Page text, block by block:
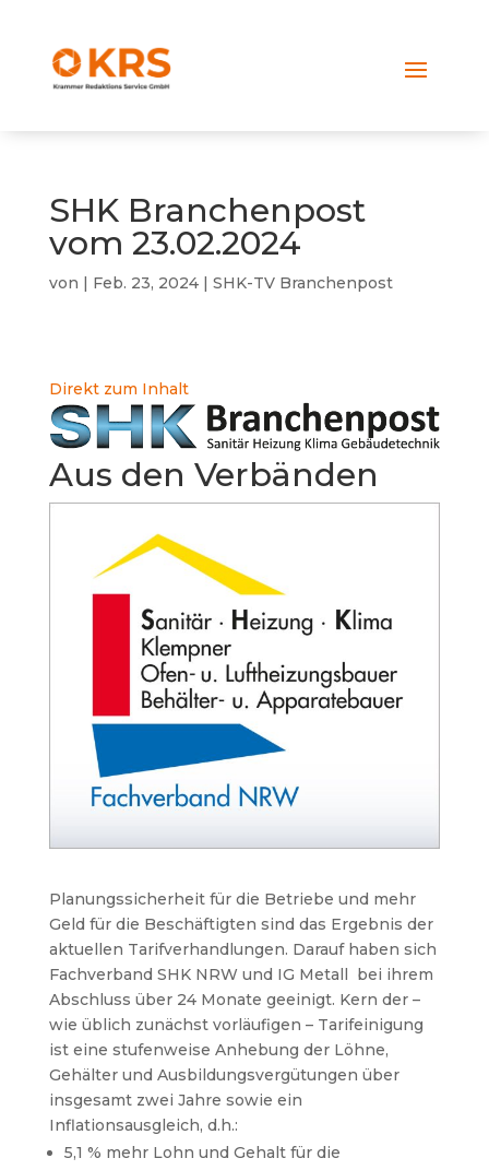
SHK Branchenpost
vom 23.02.2024
von | Feb. 23, 2024| SHK-TV Branchenpost
Direkt zum Inhalt
Aus den Verbänden
Planungssicherheit für die Betriebe und mehr
Geld für die Beschäftigten sind das Ergebnis der
aktuellen Tarifverhandlungen. Darauf haben sich
Fachverband SHK NRW und IG Metall bei ihrem
Abschluss über 24 Monate geeinigt. Kern der –
wie üblich zunächst vorläufigen – Tarifeinigung
ist eine stufenweise Anhebung der Löhne,
Gehälter und Ausbildungsvergütungen über
insgesamt zwei Jahre sowie ein
Inflationsausgleich, d.h.:
5,1 % mehr Lohn und Gehalt für die